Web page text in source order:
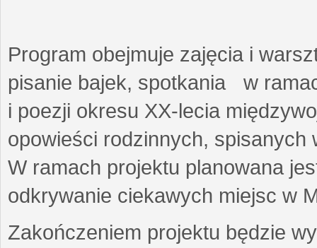
Program obejmuje zajęcia i
pisanie bajek, spotkania w
i poezji okresu XX-lecia
opowieści rodzinnych,
W ramach projektu planowana
odkrywanie ciekawych miejsc w
Zakończeniem projektu będzie